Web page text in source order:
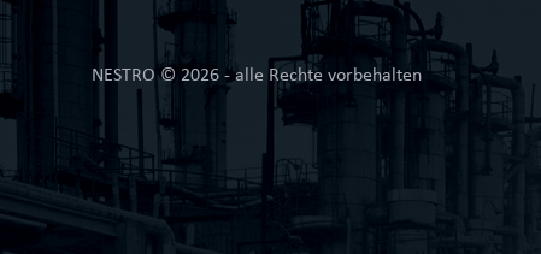
NESTRO © 2026 - alle Rechte vorbehalten